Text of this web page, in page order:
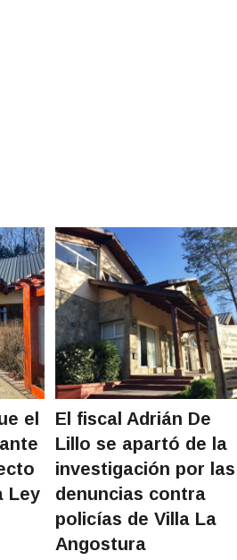
el
Ley
El fiscal Adrián De
Lillo se apartó de la
investigación por las
denuncias contra
policías de Villa La
Angostura